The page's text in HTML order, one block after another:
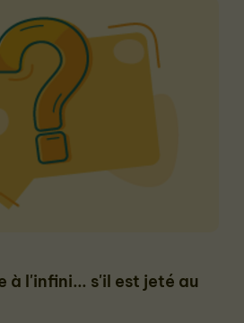
à l'infini... s'il est jeté au